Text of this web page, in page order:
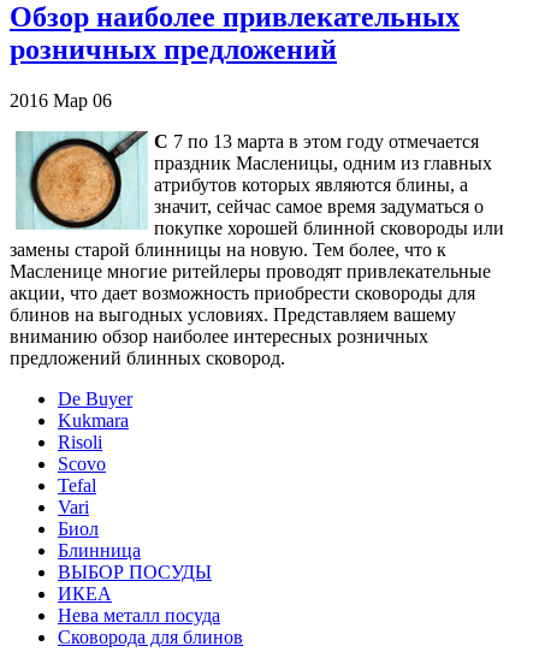
Обзор наиболее привлекательных
розничных предложений
2016 Мар 06
С 7 по 13 марта в этом году отмечается
праздник Масленицы, одним из главных
атрибутов которых являются блины, а
значит, сейчас самое время задуматься о
покупке хорошей блинной сковороды или
замены старой блинницы на новую. Тем более, что к
Масленице многие ритейлеры проводят привлекательные
акции, что дает возможность приобрести сковороды для
блинов на выгодных условиях. Представляем вашему
вниманию обзор наиболее интересных розничных
предложений блинных сковород.
De Buyer
Kukmara
Risoli
Scovo
Tefal
Vari
Биол
Блинница
ВЫБОР ПОСУДЫ
ИКЕА
Нева металл посуда
Сковорода для блинов